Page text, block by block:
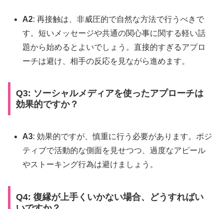
A2: 再接触は、非威圧的で自然な方法で行うべきで
す。短いメッセージや共通の関心事に関する軽い話
題から始めるとよいでしょう。直接的すぎるアプロ
ーチは避け、相手の反応を見ながら進めます。
Q3: ソーシャルメディアを使ったアプローチは
効果的ですか？
A3: 効果的ですが、慎重に行う必要があります。ポジ
ティブで活動的な側面を見せつつ、過度なアピール
やストーキング行為は避けましょう。
Q4: 復縁が上手くいかない場合、どうすればい